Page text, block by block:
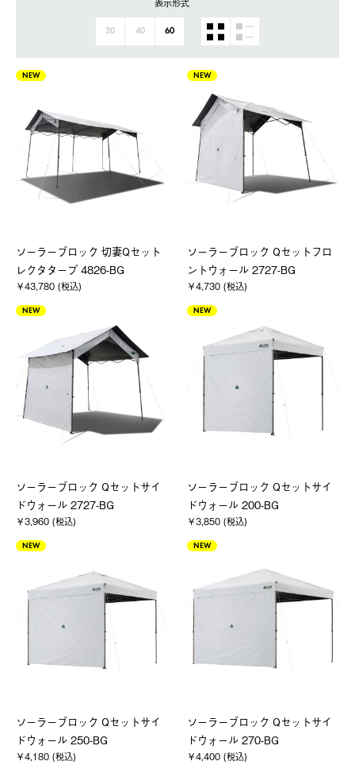
表示形式
20 40 60
NEW
ソーラーブロック 切妻Qセット
レクタタープ 4826-BG
￥43,780 (税込)
NEW
ソーラーブロック Qセットフロ
ントウォール 2727-BG
￥4,730 (税込)
NEW
ソーラーブロック Qセットサイ
ドウォール 2727-BG
￥3,960 (税込)
NEW
ソーラーブロック Qセットサイ
ドウォール 200-BG
￥3,850 (税込)
NEW
ソーラーブロック Qセットサイ
ドウォール 250-BG
￥4,180 (税込)
NEW
ソーラーブロック Qセットサイ
ドウォール 270-BG
￥4,400 (税込)